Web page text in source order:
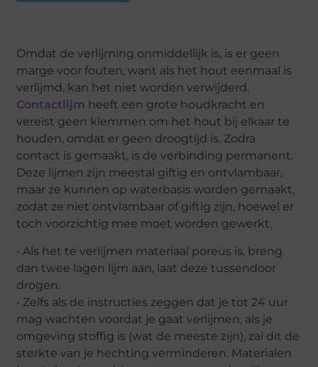
Omdat de verlijming onmiddellijk is, is er geen
marge voor fouten, want als het hout eenmaal is
verlijmd, kan het niet worden verwijderd.
Contactlijm heeft een grote houdkracht en
vereist geen klemmen om het hout bij elkaar te
houden, omdat er geen droogtijd is. Zodra
contact is gemaakt, is de verbinding permanent.
Deze lijmen zijn meestal giftig en ontvlambaar,
maar ze kunnen op waterbasis worden gemaakt,
zodat ze niet ontvlambaar of giftig zijn, hoewel er
toch voorzichtig mee moet worden gewerkt.
• Als het te verlijmen materiaal poreus is, breng
dan twee lagen lijm aan, laat deze tussendoor
drogen.
• Zelfs als de instructies zeggen dat je tot 24 uur
mag wachten voordat je gaat verlijmen, als je
omgeving stoffig is (wat de meeste zijn), zal dit de
sterkte van je hechting verminderen. Materialen